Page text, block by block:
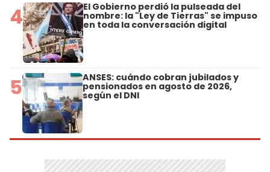
4 El Gobierno perdió la pulseada del
nombre: la "Ley de Tierras" se impuso
en toda la conversación digital
5 ANSES: cuándo cobran jubilados y
pensionados en agosto de 2026,
según el DNI